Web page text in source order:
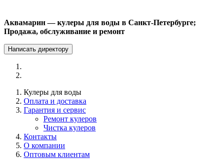
Аквамарин — кулеры для воды в Санкт-Петербурге;
Продажа, обслуживание и ремонт
Написать директору
Кулеры для воды
Оплата и доставка
Гарантия и сервис
Ремонт кулеров
Чистка кулеров
Контакты
О компании
Оптовым клиентам